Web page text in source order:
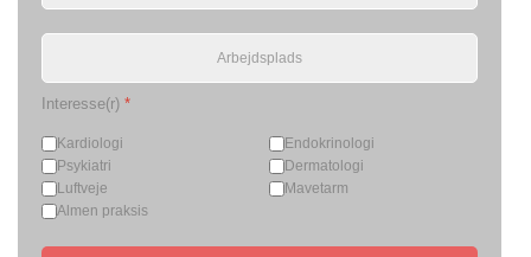
Interesse(r) *
Kardiologi
Endokrinologi
Psykiatri
Dermatologi
Luftveje
Mavetarm
Almen praksis